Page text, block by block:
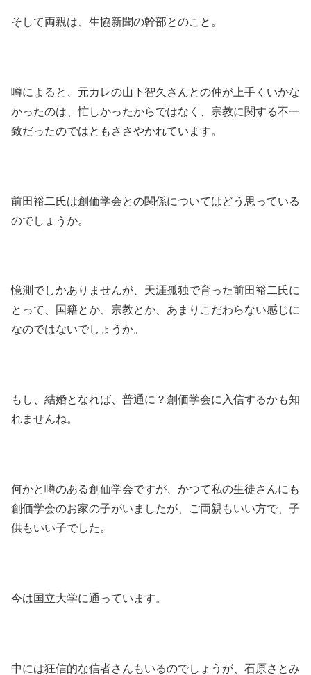
そして両親は、生協新聞の幹部とのこと。
噂によると、元カレの山下智久さんとの仲が上手くいかな
かったのは、忙しかったからではなく、宗教に関する不一
致だったのではともささやかれています。
前田裕二氏は創価学会との関係についてはどう思っている
のでしょうか。
憶測でしかありませんが、天涯孤独で育った前田裕二氏に
とって、国籍とか、宗教とか、あまりこだわらない感じに
なのではないでしょうか。
もし、結婚となれば、普通に？創価学会に入信するかも知
れませんね。
何かと噂のある創価学会ですが、かつて私の生徒さんにも
創価学会のお家の子がいましたが、ご両親もいい方で、子
供もいい子でした。
今は国立大学に通っています。
中には狂信的な信者さんもいるのでしょうが、石原さとみ